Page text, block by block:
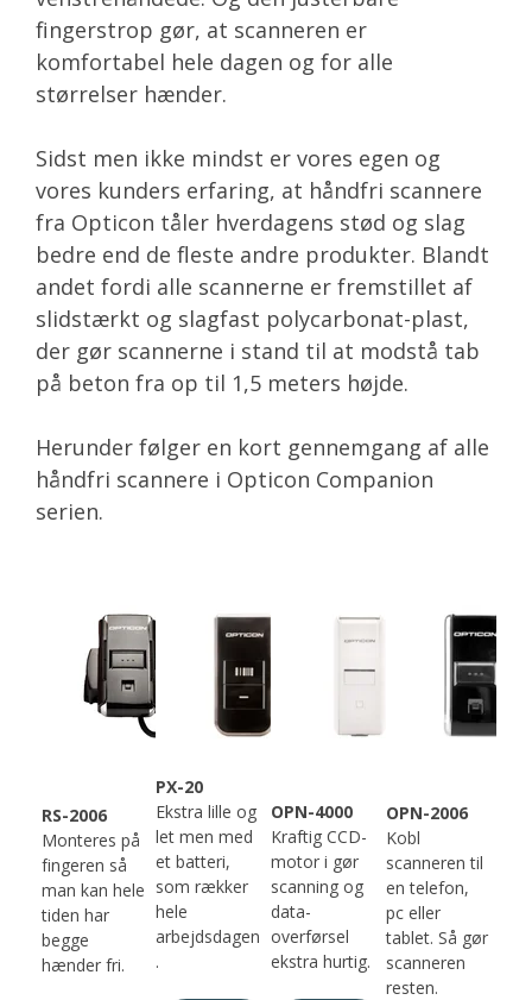
fingerstrop gør, at scanneren er
komfortabel hele dagen og for alle
størrelser hænder.
Sidst men ikke mindst er vores egen og
vores kunders erfaring, at håndfri scannere
fra Opticon tåler hverdagens stød og slag
bedre end de fleste andre produkter. Blandt
andet fordi alle scannerne er fremstillet af
slidstærkt og slagfast polycarbonat-plast,
der gør scannerne i stand til at modstå tab
på beton fra op til 1,5 meters højde.
Herunder følger en kort gennemgang af alle
håndfri scannere i Opticon Companion
serien.
RS-2006
Monteres på
fingeren så
man kan hele
tiden har
begge
hænder fri.
PX-20
Ekstra lille og
let men med
et batteri,
som rækker
hele
arbejdsdagen
.
OPN-4000
Kraftig CCD-
motor i gør
scanning og
data-
overførsel
ekstra hurtig.
OPN-2006
Kobl
scanneren til
en telefon,
pc eller
tablet. Så gør
scanneren
resten.